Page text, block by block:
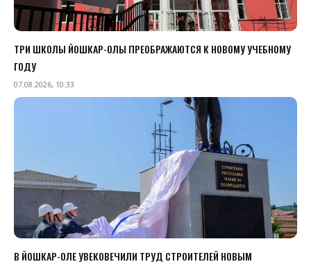
ТРИ ШКОЛЫ ЙОШКАР-ОЛЫ ПРЕОБРАЖАЮТСЯ К НОВОМУ УЧЕБНОМУ
ГОДУ
07.08.2026, 10:33
В ЙОШКАР-ОЛЕ УВЕКОВЕЧИЛИ ТРУД СТРОИТЕЛЕЙ НОВЫМ